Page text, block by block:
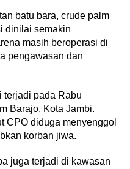
batu bara, crude palm
dinilai semakin
masih beroperasi di
pengawasan dan
terjadi pada Rabu
Barajo, Kota Jambi.
CPO diduga menyenggol
korban jiwa.
juga terjadi di kawasan